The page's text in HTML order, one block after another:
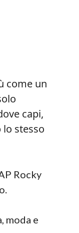
come un
capi,
lo stesso
Rocky
moda e